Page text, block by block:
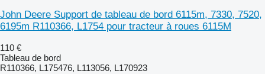
John Deere Support de tableau de bord 6115m, 7330, 7520,
6195m R110366, L1754 pour tracteur à roues 6115M
110 €
Tableau de bord
R110366, L175476, L113056, L170923